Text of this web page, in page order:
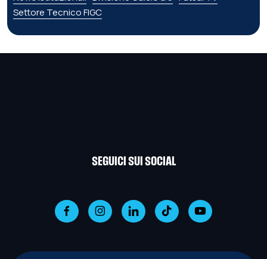
Settore Tecnico FIGC
SEGUICI SUI SOCIAL